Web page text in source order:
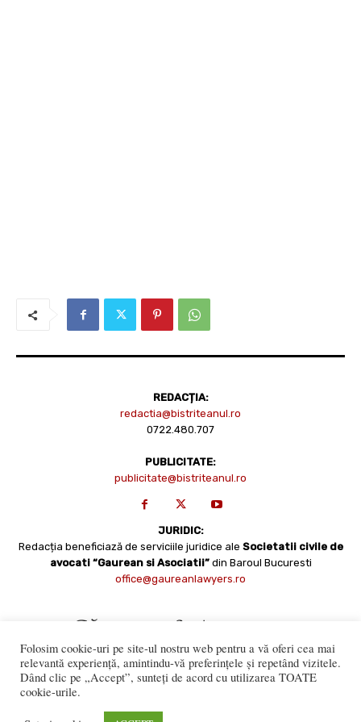
REDACȚIA:
redactia@bistriteanul.ro
0722.480.707
PUBLICITATE:
publicitate@bistriteanul.ro
JURIDIC:
Redacția beneficiază de serviciile juridice ale Societatii civile de
avocati “Gaurean si Asociatii” din Baroul Bucuresti
office@gaureanlawyers.ro
Folosim cookie-uri pe site-ul nostru web pentru a vă oferi cea mai
relevantă experiență, amintindu-vă preferințele și repetând vizitele.
Dând clic pe „Accept”, sunteți de acord cu utilizarea TOATE
cookie-urile.